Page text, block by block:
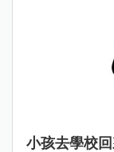
小孩去學校